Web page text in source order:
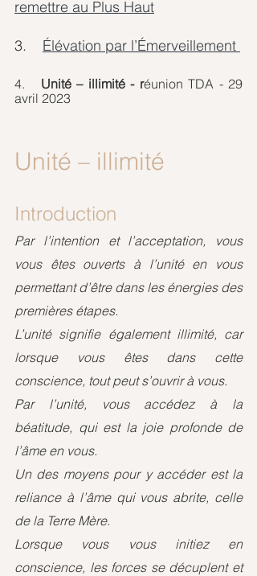
remettre au Plus Haut
3.
4. Unité – illimité - réunion TDA - 29
avril 2023
Unité – illimité
Introduction
Par l’intention et l’acceptation, vous
vous êtes ouverts à l’unité en vous
permettant d’être dans les énergies des
premières étapes.
L’unité signifie également illimité, car
lorsque vous êtes dans cette
conscience, tout peut s’ouvrir à vous.
Par l’unité, vous accédez à la
béatitude, qui est la joie profonde de
l’âme en vous.
Un des moyens pour y accéder est la
reliance à l’âme qui vous abrite, celle
de la Terre Mère.
Lorsque vous vous initiez en
conscience, les forces se décuplent et